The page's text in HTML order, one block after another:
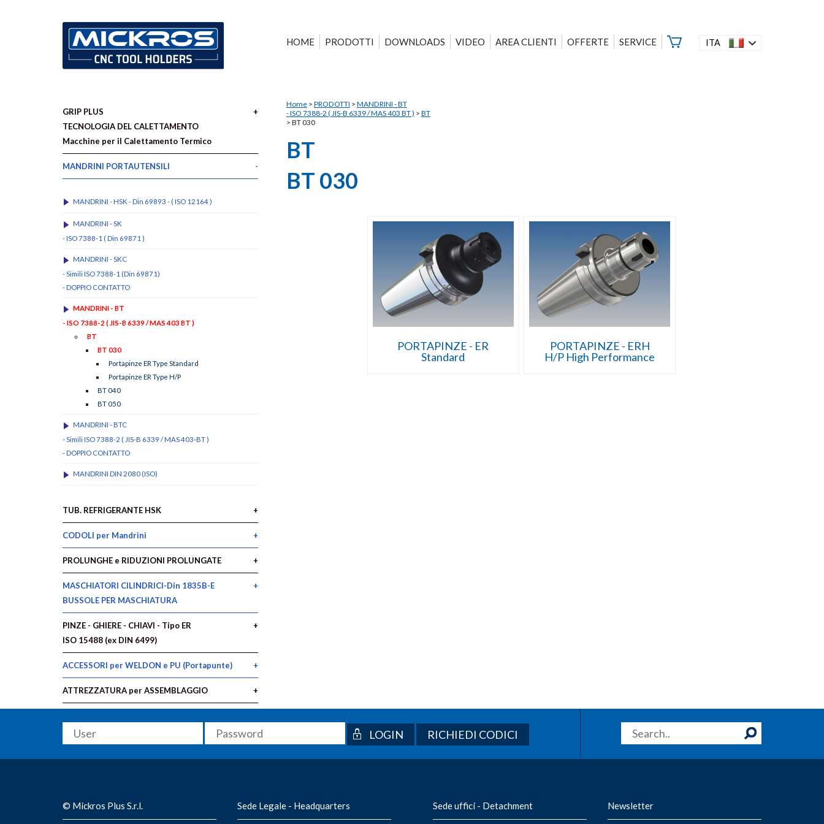
ITA
HOME PRODOTTI DOWNLOADS VIDEO AREA CLIENTI OFFERTE SERVICE
Home> PRODOTTI > MANDRINI - BT
- ISO 7388-2 ( JIS-B 6339 / MAS 403 BT ) > BT
> BT 030
BT
BT 030
PORTAPINZE - ER
Standard
PORTAPINZE - ERH
H/P High Performance
GRIP PLUS
TECNOLOGIA DEL CALETTAMENTO
Macchine per il Calettamento Termico
MANDRINI PORTAUTENSILI
MANDRINI - HSK - Din 69893 - ( ISO 12164 )
MANDRINI - SK
- ISO 7388-1 ( Din 69871 )
MANDRINI - SKC
- Simili ISO 7388-1 (Din 69871)
- DOPPIO CONTATTO
MANDRINI - BT
- ISO 7388-2 ( JIS-B 6339 / MAS 403 BT )
BT
BT 030
Portapinze ER Type Standard
Portapinze ER Type H/P
BT 040
BT 050
MANDRINI - BTC
- Simili ISO 7388-2 ( JIS-B 6339 / MAS 403-BT )
- DOPPIO CONTATTO
MANDRINI DIN 2080 (ISO)
TUB. REFRIGERANTE HSK
CODOLI per Mandrini
PROLUNGHE e RIDUZIONI PROLUNGATE
MASCHIATORI CILINDRICI-Din 1835B-E
BUSSOLE PER MASCHIATURA
PINZE - GHIERE - CHIAVI - Tipo ER
ISO 15488 (ex DIN 6499)
ACCESSORI per WELDON e PU (Portapunte)
ATTREZZATURA per ASSEMBLAGGIO
RICHIEDI CODICI
© Mickros Plus S.r.l. Sede Legale - Headquarters Sede uffici - Detachment Newsletter